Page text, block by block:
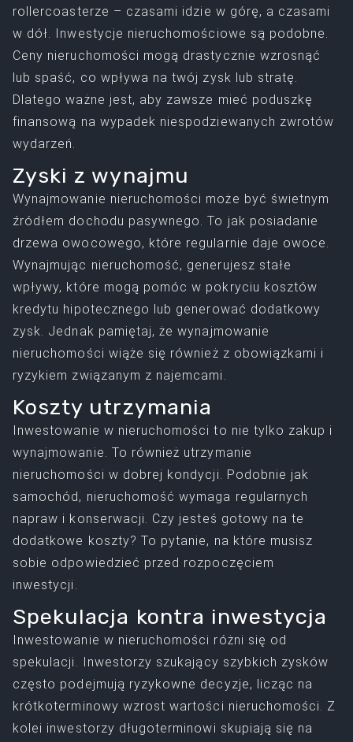
rollercoasterze – czasami idzie w górę, a czasami
w dół. Inwestycje nieruchomościowe są podobne.
Ceny nieruchomości mogą drastycznie wzrosnąć
lub spaść, co wpływa na twój zysk lub stratę.
Dlatego ważne jest, aby zawsze mieć poduszkę
finansową na wypadek niespodziewanych zwrotów
wydarzeń.
Zyski z wynajmu
Wynajmowanie nieruchomości może być świetnym
źródłem dochodu pasywnego. To jak posiadanie
drzewa owocowego, które regularnie daje owoce.
Wynajmując nieruchomość, generujesz stałe
wpływy, które mogą pomóc w pokryciu kosztów
kredytu hipotecznego lub generować dodatkowy
zysk. Jednak pamiętaj, że wynajmowanie
nieruchomości wiąże się również z obowiązkami i
ryzykiem związanym z najemcami.
Koszty utrzymania
Inwestowanie w nieruchomości to nie tylko zakup i
wynajmowanie. To również utrzymanie
nieruchomości w dobrej kondycji. Podobnie jak
samochód, nieruchomość wymaga regularnych
napraw i konserwacji. Czy jesteś gotowy na te
dodatkowe koszty? To pytanie, na które musisz
sobie odpowiedzieć przed rozpoczęciem
inwestycji.
Spekulacja kontra inwestycja
Inwestowanie w nieruchomości różni się od
spekulacji. Inwestorzy szukający szybkich zysków
często podejmują ryzykowne decyzje, licząc na
krótkoterminowy wzrost wartości nieruchomości. Z
kolei inwestorzy długoterminowi skupiają się na